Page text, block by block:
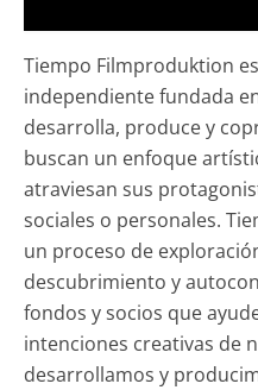
Tiempo Filmproduktion
independiente fundada
desarrolla, produce y
buscan un enfoque
atraviesan sus
sociales o personales.
un proceso de
descubrimiento y
fondos y socios que
intenciones creativas de
desarrollamos y